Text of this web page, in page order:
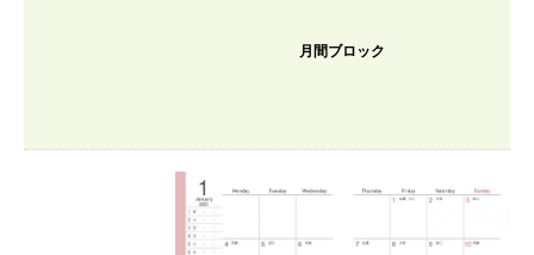
月間ブロック